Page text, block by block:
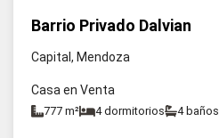
Barrio Privado Dalvian
Capital, Mendoza
Casa en Venta
777 m² 4 dormitorios 4 baños